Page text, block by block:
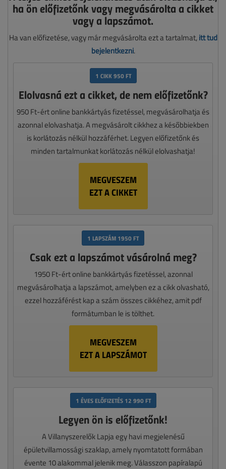
ha ön előfizetőnk vagy megvásárolta a cikket
vagy a lapszámot.
Ha van előfizetése, vagy már megvásárolta ezt a tartalmat, itt tud
bejelentkezni.
1 CIKK 950 FT
Elolvasná ezt a cikket, de nem előfizetőnk?
950 Ft-ért online bankkártyás fizetéssel, megvásárolhatja és
azonnal elolvashatja. A megvásárolt cikkhez a későbbiekben
is korlátozás nélkül hozzáférhet. Legyen előfizetőnk és
minden tartalmunkat korlátozás nélkül elolvashatja!
MEGVESZEM
EZT A CIKKET
1 LAPSZÁM 1950 FT
Csak ezt a lapszámot vásárolná meg?
1950 Ft-ért online bankkártyás fizetéssel, azonnal
megvásárolhatja a lapszámot, amelyben ez a cikk olvasható,
ezzel hozzáférést kap a szám összes cikkéhez, amit pdf
formátumban le is tölthet.
MEGVESZEM
EZT A LAPSZÁMOT
1 ÉVES ELŐFIZETÉS 12 990 FT
Legyen ön is előfizetőnk!
A Villanyszerelők Lapja egy havi megjelenésű
épületvillamossági szaklap, amely nyomtatott formában
évente 10 alakommal jelenik meg. Válasszon papíralapú